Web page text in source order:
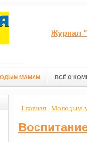
Журнал
МАМАМ ВСЁ О
Главная Молодым